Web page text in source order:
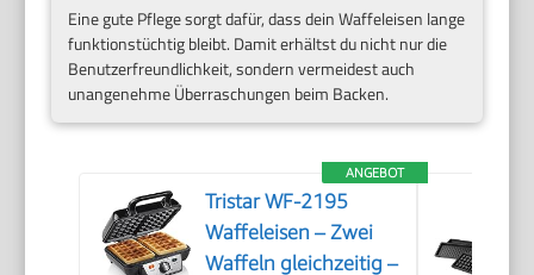
Eine gute Pflege sorgt dafür, dass dein Waffeleisen lange
funktionstüchtig bleibt. Damit erhältst du nicht nur die
Benutzerfreundlichkeit, sondern vermeidest auch
unangenehme Überraschungen beim Backen.
ANGEBOT
Tristar WF-2195
Waffeleisen – Zwei
Waffeln gleichzeitig –